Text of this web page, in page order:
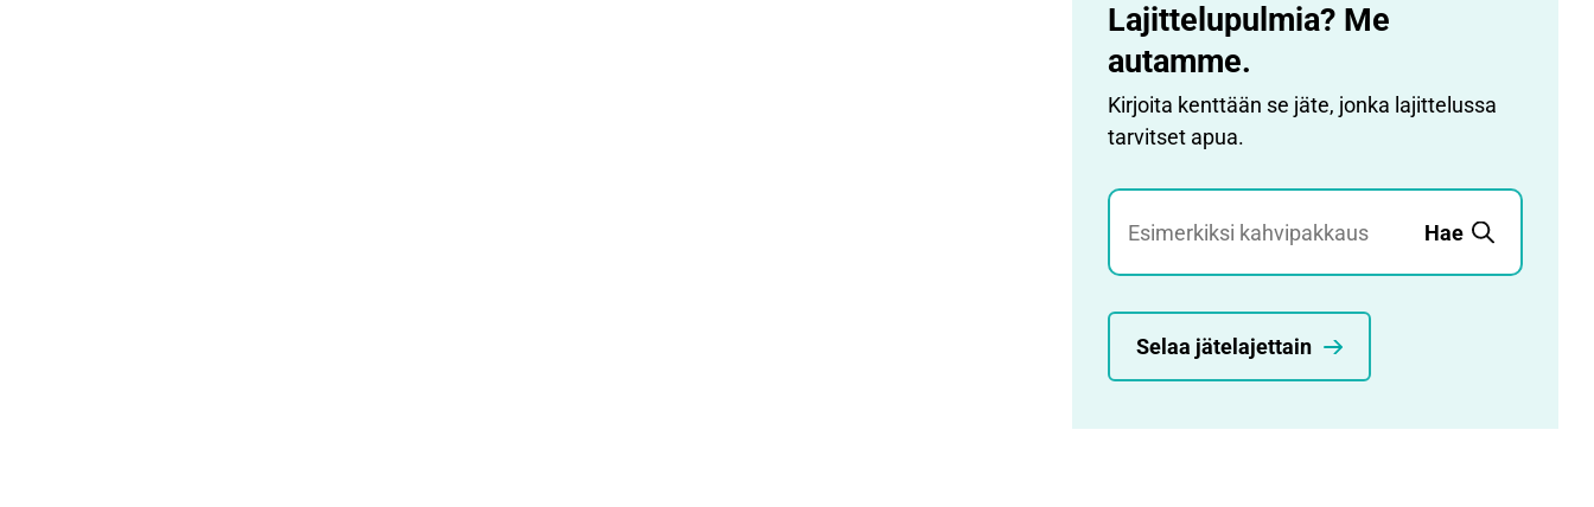
Lajittelupulmia? Me
autamme.
Kirjoita kenttään se jäte, jonka lajittelussa
tarvitset apua.
Jätehaku
Hae
Selaa jätelajettain